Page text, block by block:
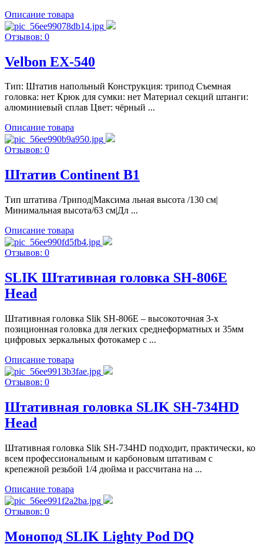
Описание товара
Отзывов: 0
Velbon EX-540
Тип: Штатив напольный Конструкция: трипод Съемная
головка: нет Крюк для сумки: нет Материал секций штанги:
алюминиевый сплав Цвет: чёрный ...
Описание товара
Отзывов: 0
Штатив Continent B1
Тип штатива /Трипод|Максима льная высота /130 см|
Минимальная высота/63 см|Дл ...
Описание товара
Отзывов: 0
SLIK Штативная головка SH-806E
Head
Штативная головка Slik SH-806Е – высокоточная 3-х
позиционная головка для легких среднеформатных и 35мм
цифровых зеркальных фотокамер с ...
Описание товара
Отзывов: 0
Штативная головка SLIK SH-734HD
Head
Штативная головка Slik SH-734HD подходит, практически, ко
всем профессиональным и карбоновым штативам с
крепежной резьбой 1/4 дюйма и рассчитана на ...
Описание товара
Отзывов: 0
Монопод SLIK Lighty Pod DQ